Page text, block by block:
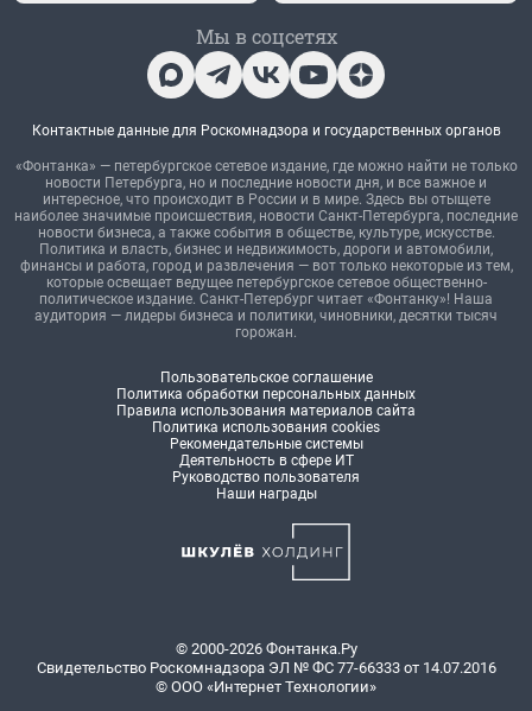
Мы в соцсетях
Контактные данные для Роскомнадзора и государственных органов
«Фонтанка» — петербургское сетевое издание, где можно найти не только
новости Петербурга, но и последние новости дня, и все важное и
интересное, что происходит в России и в мире. Здесь вы отыщете
наиболее значимые происшествия, новости Санкт-Петербурга, последние
новости бизнеса, а также события в обществе, культуре, искусстве.
Политика и власть, бизнес и недвижимость, дороги и автомобили,
финансы и работа, город и развлечения — вот только некоторые из тем,
которые освещает ведущее петербургское сетевое общественно-
политическое издание. Санкт-Петербург читает «Фонтанку»! Наша
аудитория — лидеры бизнеса и политики, чиновники, десятки тысяч
горожан.
Пользовательское соглашение
Политика обработки персональных данных
Правила использования материалов сайта
Политика использования cookies
Рекомендательные системы
Деятельность в сфере ИТ
Руководство пользователя
Наши награды
© 2000-2026 Фонтанка.Ру
Свидетельство Роскомнадзора ЭЛ № ФС 77-66333 от 14.07.2016
© ООО «Интернет Технологии»